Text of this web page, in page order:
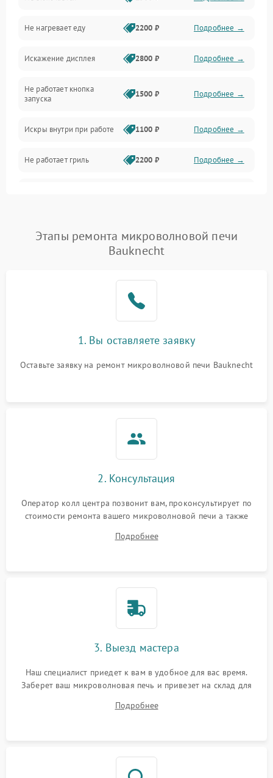
Механические повреждения
Питание и запуск
Нагрев и приготовление
Программное обеспечение
Не нагревает еду 2200 ₽ Подробнее →
Искажение дисплея 2800 ₽ Подробнее →
Не работает кнопка
запуска
1500 ₽ Подробнее →
Искры внутри при работе 1100 ₽ Подробнее →
Не работает гриль 2200 ₽ Подробнее →
Появление запаха гари Подробнее →
2400 ₽ Подробнее →
Не горит подсветка 2000 ₽
Этапы ремонта микроволновой печи
Bauknecht
1. Вы оставляете заявку
Оставьте заявку на ремонт микроволновой печи Bauknecht
2. Консультация
Оператор колл центра позвонит вам, проконсультирует по
стоимости ремонта вашего микроволновой печи а также
Подробнее
3. Выезд мастера
Наш специалист приедет к вам в удобное для вас время.
Заберет ваш микроволновая печь и привезет на склад для
Подробнее